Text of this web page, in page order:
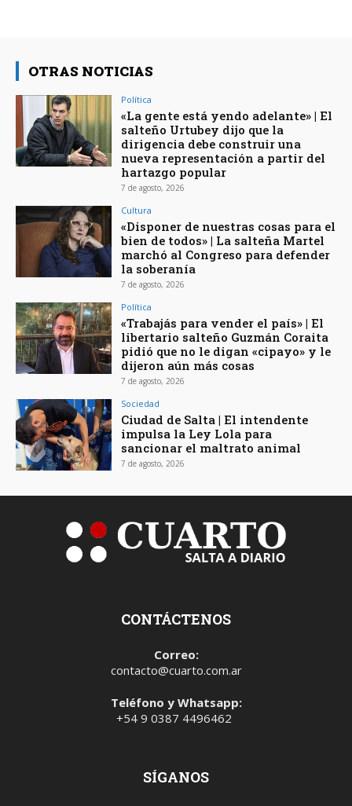
OTRAS NOTICIAS
Política
«La gente está yendo adelante» | El
salteño Urtubey dijo que la
dirigencia debe construir una
nueva representación a partir del
hartazgo popular
7 de agosto, 2026
Cultura
«Disponer de nuestras cosas para el
bien de todos» | La salteña Martel
marchó al Congreso para defender
la soberanía
7 de agosto, 2026
Política
«Trabajás para vender el país» | El
libertario salteño Guzmán Coraita
pidió que no le digan «cipayo» y le
dijeron aún más cosas
7 de agosto, 2026
Sociedad
Ciudad de Salta | El intendente
impulsa la Ley Lola para
sancionar el maltrato animal
7 de agosto, 2026
CONTÁCTENOS
Correo:
contacto@cuarto.com.ar
Teléfono y Whatsapp:
+54 9 0387 4496462
SÍGANOS